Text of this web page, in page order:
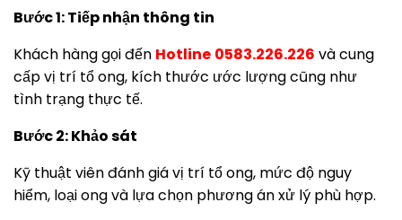
Bước 1: Tiếp nhận thông tin
Khách hàng gọi đến Hotline 0583.226.226 và cung
cấp vị trí tổ ong, kích thước ước lượng cũng như
tình trạng thực tế.
Bước 2: Khảo sát
Kỹ thuật viên đánh giá vị trí tổ ong, mức độ nguy
hiểm, loại ong và lựa chọn phương án xử lý phù hợp.